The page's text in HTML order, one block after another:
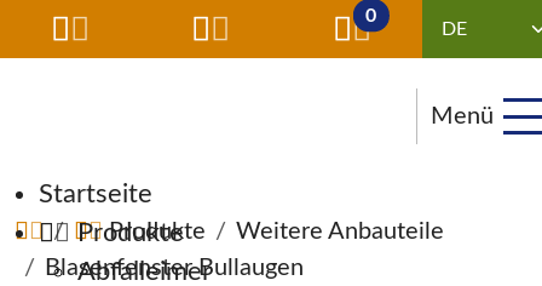
0
Menü
Navigation überspringen
Startseite
Produkte
Abfalleimer
Produkte
Weitere Anbauteile
Blasenfenster Bullaugen